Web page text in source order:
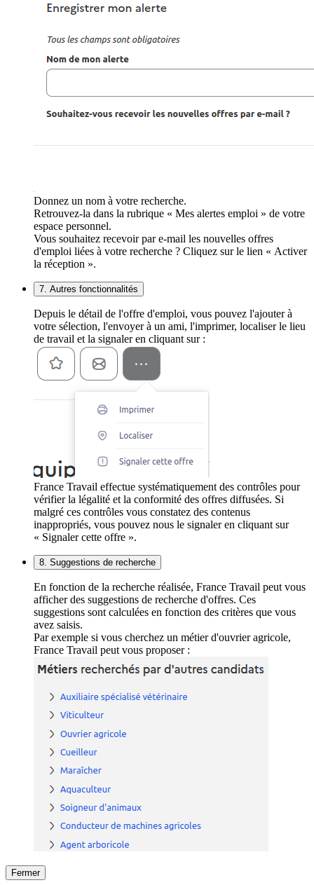
Donnez un nom à votre recherche.
Retrouvez-la dans la rubrique « Mes alertes emploi » de votre
espace personnel.
Vous souhaitez recevoir par e-mail les nouvelles offres
d'emploi liées à votre recherche ? Cliquez sur le lien « Activer
la réception ».
7. Autres fonctionnalités
Depuis le détail de l'offre d'emploi, vous pouvez l'ajouter à
votre sélection, l'envoyer à un ami, l'imprimer, localiser le lieu
de travail et la signaler en cliquant sur :
France Travail effectue systématiquement des contrôles pour
vérifier la légalité et la conformité des offres diffusées. Si
malgré ces contrôles vous constatez des contenus
inappropriés, vous pouvez nous le signaler en cliquant sur
« Signaler cette offre ».
8. Suggestions de recherche
En fonction de la recherche réalisée, France Travail peut vous
afficher des suggestions de recherche d'offres. Ces
suggestions sont calculées en fonction des critères que vous
avez saisis.
Par exemple si vous cherchez un métier d'ouvrier agricole,
France Travail peut vous proposer :
Fermer